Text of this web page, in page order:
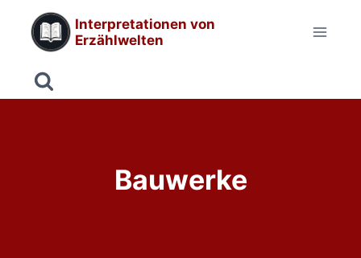
Inhalt
springen
Interpretationen von
Erzählwelten
Bauwerke